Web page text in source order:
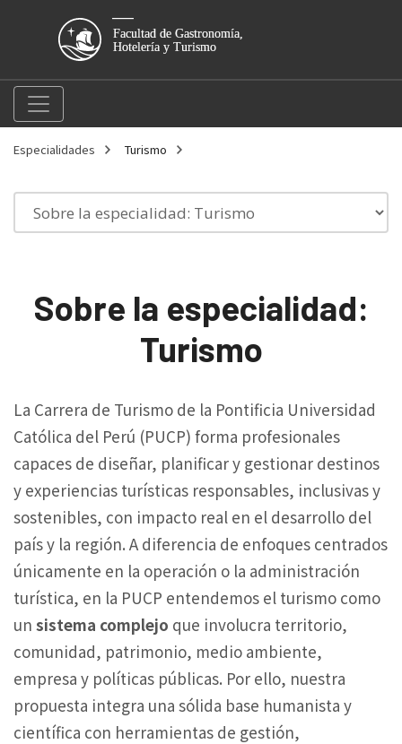
Especialidades Turismo
Sobre la especialidad:
Turismo
La Carrera de Turismo de la Pontificia Universidad
Católica del Perú (PUCP) forma profesionales
capaces de diseñar, planificar y gestionar destinos
y experiencias turísticas responsables, inclusivas y
sostenibles, con impacto real en el desarrollo del
país y la región. A diferencia de enfoques centrados
únicamente en la operación o la administración
turística, en la PUCP entendemos el turismo como
un sistema complejo que involucra territorio,
comunidad, patrimonio, medio ambiente,
empresa y políticas públicas. Por ello, nuestra
propuesta integra una sólida base humanista y
científica con herramientas de gestión,